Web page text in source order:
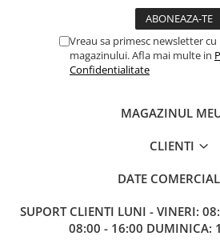
Accesorii Gundam
Transformers
Vreau sa primesc newsletter
magazinului. Afla mai multe in
Confidentialitate
MAGAZINUL
CLIENTI
DATE
SUPORT CLIENTI LUNI - VINERI:
08:00 - 16:00 DUMINICA: